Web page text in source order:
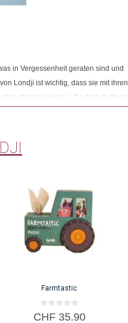
in Vergessenheit geraten sind und
Londji ist wichtig, dass sie mit ihren
beitragen können. Deshalb fertigen
Farmtastic
0
v
CHF35.90